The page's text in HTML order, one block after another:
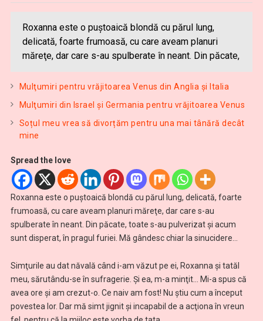
Roxanna este o puştoaică blondă cu părul lung,
delicată, foarte frumoasă, cu care aveam planuri
măreţe, dar care s-au spulberate în neant. Din păcate,
Mulţumiri pentru vrăjitoarea Venus din Anglia și Italia
Mulţumiri din Israel și Germania pentru vrăjitoarea Venus
Soțul meu vrea să divorțăm pentru una mai tânără decât
mine
Spread the love
Roxanna este o puştoaică blondă cu părul lung, delicată, foarte
frumoasă, cu care aveam planuri măreţe, dar care s-au
spulberate în neant. Din păcate, toate s-au pulverizat şi acum
sunt disperat, în pragul furiei. Mă gândesc chiar la sinucidere…
Simţurile au dat năvală când i-am văzut pe ei, Roxanna şi tatăl
meu, sărutându-se în sufragerie. Şi ea, m-a minţit… Mi-a spus că
avea ore şi am crezut-o. Ce naiv am fost! Nu ştiu cum a început
povestea lor. Dar mă simt jignit şi incapabil de a acţiona în vreun